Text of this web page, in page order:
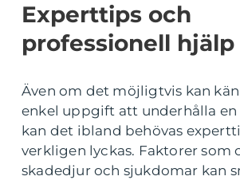
Experttips och
professionell hjälp
Även om det möjligtvis kan
enkel uppgift att underhålla en
kan det ibland behövas
verkligen lyckas. Faktorer som
skadedjur och sjukdomar kan